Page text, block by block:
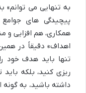
به تنهایی می
پیچیدگی های جوامع
همکاری، هم افزایی
اهداف» دقیقاً در
تنها باید هدف خود
ریزی کنید، بلکه باید
داشته باشید، به